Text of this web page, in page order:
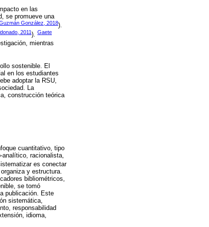
en las
se promueve una
González, 2018).
2011). Gaete
mientras
sostenible. El
en los estudiantes
adoptar la RSU,
La
construcción teórica
cuantitativo, tipo
racionalista,
es conectar
y estructura.
bibliométricos,
se tomó
publicación. Este
sistemática,
responsabilidad
idioma,